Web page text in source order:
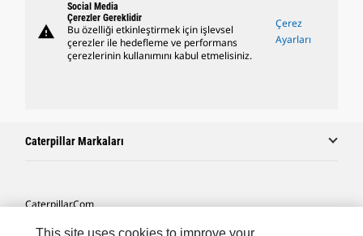
warning
Social Media
Çerezler Gereklidir
Bu özelliği etkinleştirmek için işlevsel
çerezler ile hedefleme ve performans
çerezlerinin kullanımını kabul etmelisiniz.
Çerez
Ayarları
Caterpillar Markaları
Caterpillar.com
Caterpillar Müşteri Hizmetleri Ve Iletişim
This site uses cookies to improve your